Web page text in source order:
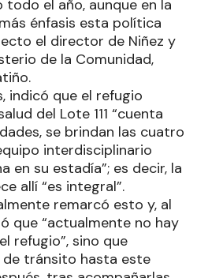
el año, aunque en la
énfasis esta política
el director de Niñez y
de la Comunidad,
indicó que el refugio
del Lote 111 “cuenta
se brindan las cuatro
interdisciplinario
en su estadía”; es decir, la
allí “es integral”.
remarcó esto y, al
que “actualmente no hay
refugio”, sino que
tránsito hasta este